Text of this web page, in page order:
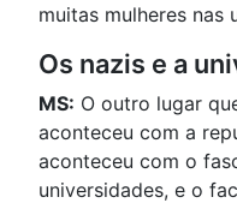
muitas mulheres nas
Os nazis e a
MS: O outro lugar
aconteceu com a
aconteceu com o
universidades, e o